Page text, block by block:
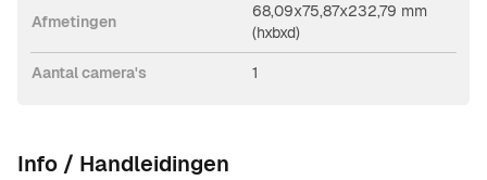
Afmetingen
68,09x75,87x232,79 mm
(hxbxd)
Aantal camera's 1
Info / Handleidingen